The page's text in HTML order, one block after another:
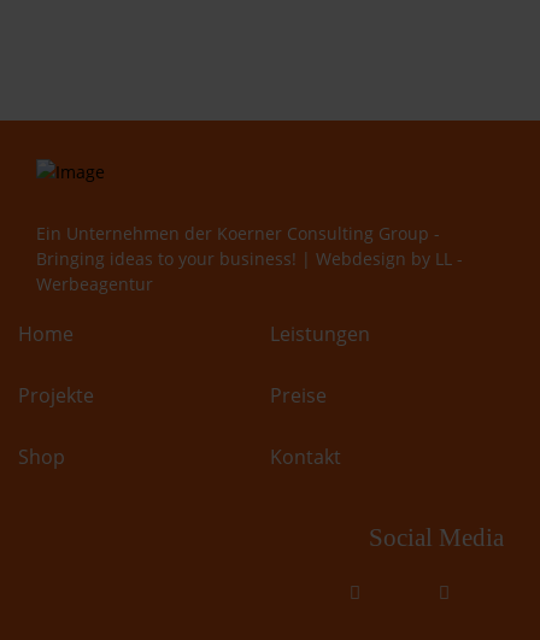
Ein Unternehmen der Koerner Consulting Group -
Bringing ideas to your business! | Webdesign by LL -
Werbeagentur
Home Leistungen
Projekte Preise
Shop Kontakt
Social Media
fab